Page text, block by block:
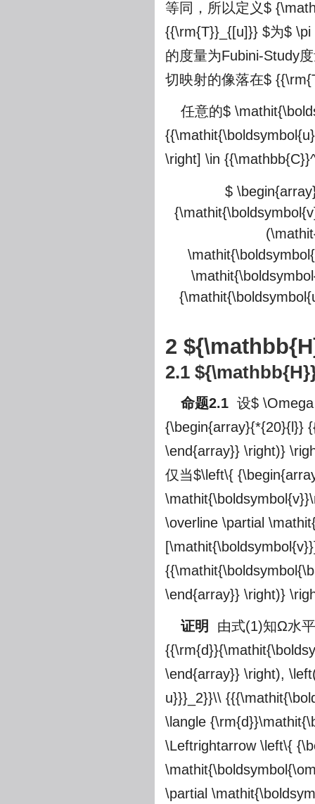
等同，所以定义$
{{\rm{T}}_{[u]}} $为$ \pi
的度量为Fubini-Study
切映射的像落在$
任意的$
\right] \in
$
2
2.1
命题2.1 设$
{\begin{array}{*{20}{l}}
\end{array}} \right)}
仅当$\left\{
\overline \partial
\end{array}} \right)}
证明
由式(1)知Ω水平
\end{array}} \right),
u}}}_2}}\\
\langle
\Leftrightarrow \left\{
\partial